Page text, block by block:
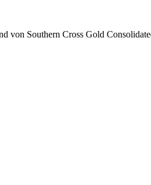
Southern Cross Gold